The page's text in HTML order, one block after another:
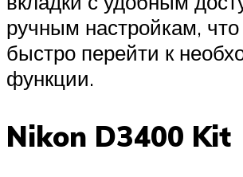
ручным настройкам, что
быстро перейти к
функции.
Nikon D3400 Kit